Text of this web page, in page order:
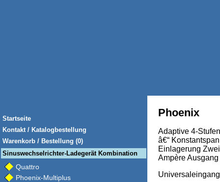
Startseite
Kontakt / Katalogbestellung
Warenkorb / Bestellung (0)
Sinuswechselrichter-Ladegerät Kombination
Quattro
Phoenix-Multiplus
Phoenix
Adaptive 4-
â€“
Einlagerung
Ampère Ausgang